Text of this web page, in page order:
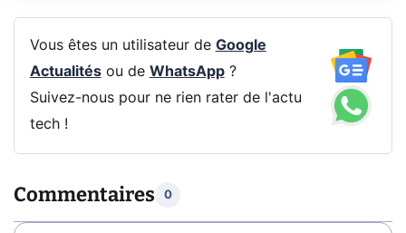
Vous êtes un utilisateur de Google
Actualitésou de WhatsApp?
Suivez-nous pour ne rien rater de l'actu
tech !
Commentaires 0